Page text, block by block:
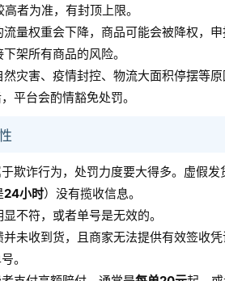
者为准，有封顶上限。
量权重会下降，商品可能会被降权，
架所有商品的风险。
灾害、疫情封控、物流大面积停摆等
平台会酌情豁免处罚。
欺诈行为，处罚力度要大得多。虚假发
24小时）没有揽收信息。
不符，或者单号是无效的。
未收到货，且商家无法提供有效签收凭
。